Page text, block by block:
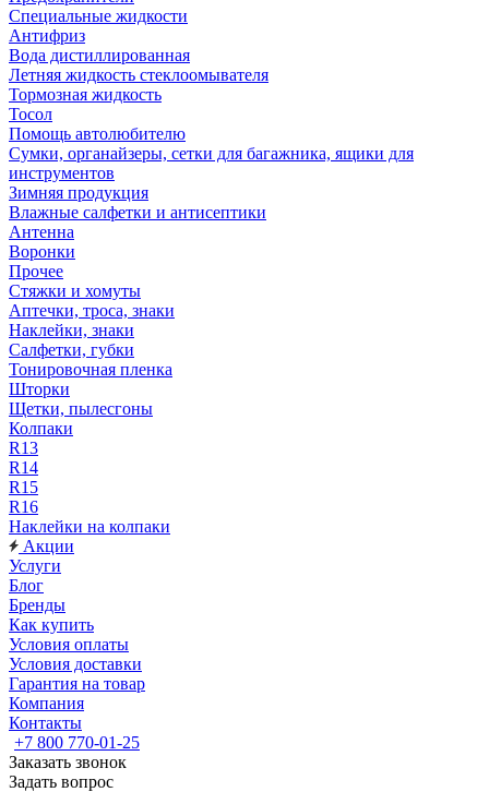
Специальные жидкости
Антифриз
Вода дистиллированная
Летняя жидкость стеклоомывателя
Тормозная жидкость
Тосол
Помощь автолюбителю
Сумки, органайзеры, сетки для багажника, ящики для
инструментов
Зимняя продукция
Влажные салфетки и антисептики
Антенна
Воронки
Прочее
Стяжки и хомуты
Аптечки, троса, знаки
Наклейки, знаки
Салфетки, губки
Тонировочная пленка
Шторки
Щетки, пылесгоны
Колпаки
R13
R14
R15
R16
Наклейки на колпаки
Акции
Услуги
Блог
Бренды
Как купить
Условия оплаты
Условия доставки
Гарантия на товар
Компания
Контакты
+7 800 770-01-25
Заказать звонок
Задать вопрос